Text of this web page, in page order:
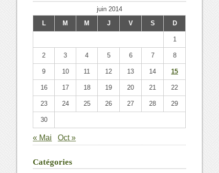
juin 2014
L
M M J V S D
1
2 3 4 5 6 7 8
9 10 11 12 13 14 15
16 17 18 19 20 21 22
23 24 25 26 27 28 29
30
« Mai Oct »
Catégories